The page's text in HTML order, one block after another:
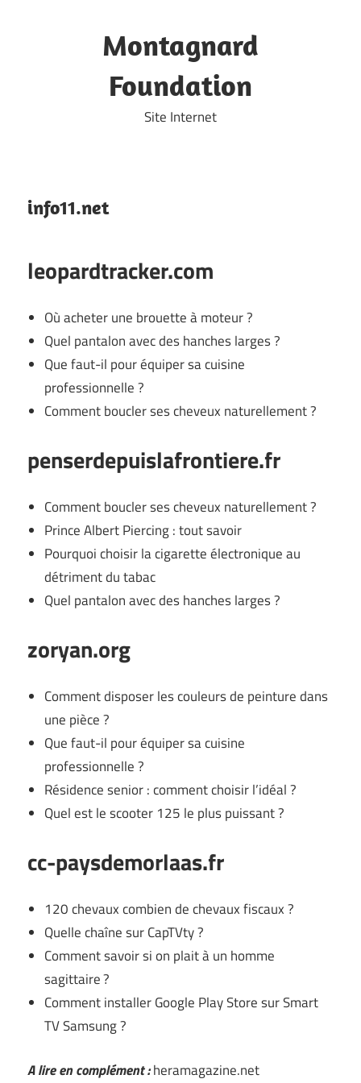
Montagnard
Foundation
Site Internet
info11.net
leopardtracker.com
Où acheter une brouette à moteur ?
Quel pantalon avec des hanches larges ?
Que faut-il pour équiper sa cuisine
professionnelle ?
Comment boucler ses cheveux naturellement ?
penserdepuislafrontiere.fr
Comment boucler ses cheveux naturellement ?
Prince Albert Piercing : tout savoir
Pourquoi choisir la cigarette électronique au
détriment du tabac
Quel pantalon avec des hanches larges ?
zoryan.org
Comment disposer les couleurs de peinture dans
une pièce ?
Que faut-il pour équiper sa cuisine
professionnelle ?
Résidence senior : comment choisir l’idéal ?
Quel est le scooter 125 le plus puissant ?
cc-paysdemorlaas.fr
120 chevaux combien de chevaux fiscaux ?
Quelle chaîne sur CapTVty ?
Comment savoir si on plait à un homme
sagittaire ?
Comment installer Google Play Store sur Smart
TV Samsung ?
A lire en complément :heramagazine.net